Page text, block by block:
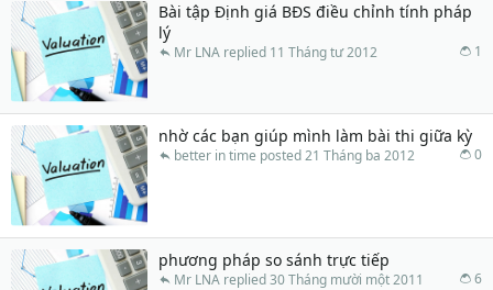
Bài tập Định giá BĐS điều chỉnh tính pháp
lý
1
11 Tháng tư 2012
Mr LNA
nhờ các bạn giúp mình làm bài thi giữa kỳ
0
21 Tháng ba 2012
better in time
phương pháp so sánh trực tiếp
6
30 Tháng mười một 2011
Mr LNA